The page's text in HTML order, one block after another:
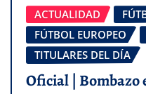
ACTUALIDAD
FÚTBOL EUROPEO
TITULARES DEL DÍA
Oficial | Bombazo